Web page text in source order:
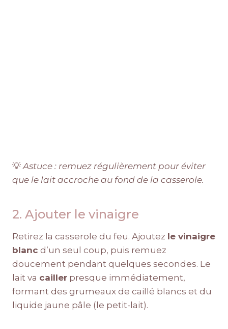
💡 Astuce : remuez régulièrement pour éviter
que le lait accroche au fond de la casserole.
2. Ajouter le vinaigre
Retirez la casserole du feu. Ajoutez le vinaigre
blanc d’un seul coup, puis remuez
doucement pendant quelques secondes. Le
lait va cailler presque immédiatement,
formant des grumeaux de caillé blancs et du
liquide jaune pâle (le petit-lait).